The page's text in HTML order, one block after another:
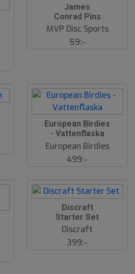
James
Conrad Pins
MVP Disc Sports
59:-
European Birdies
- Vattenflaska
European Birdies
499:-
Discraft
Starter Set
Discraft
399:-